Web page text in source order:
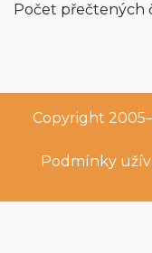
Počet přečtených
Copyright
Podmínky